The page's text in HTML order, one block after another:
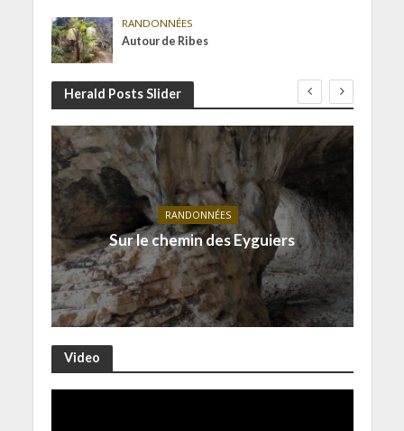
RANDONNÉES
Autour de Ribes
Herald Posts Slider
RANDONNÉES
Sur le chemin des Eyguiers
Video